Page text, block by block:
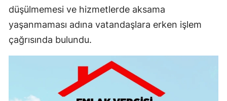
düşülmemesi ve hizmetlerde aksama
yaşanmaması adına vatandaşlara erken işlem
çağrısında bulundu.